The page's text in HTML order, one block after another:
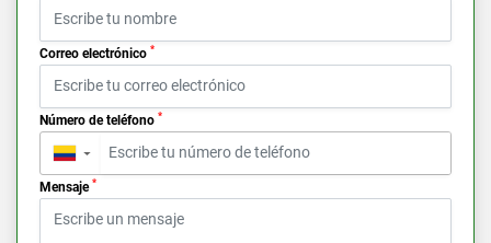
Correo electrónico *
Número de teléfono *
▼
Mensaje *